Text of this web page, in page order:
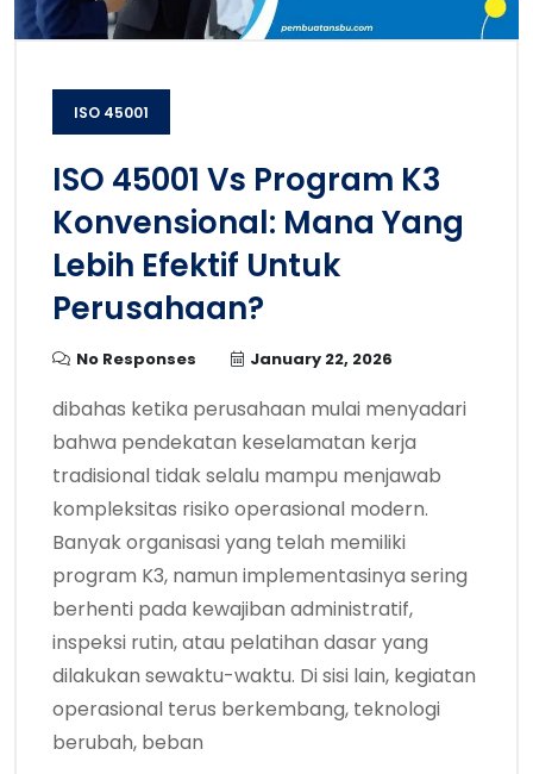
ISO 45001
ISO 45001 Vs Program K3
Konvensional: Mana Yang
Lebih Efektif Untuk
Perusahaan?
No Responses January 22, 2026
dibahas ketika perusahaan mulai menyadari
bahwa pendekatan keselamatan kerja
tradisional tidak selalu mampu menjawab
kompleksitas risiko operasional modern.
Banyak organisasi yang telah memiliki
program K3, namun implementasinya sering
berhenti pada kewajiban administratif,
inspeksi rutin, atau pelatihan dasar yang
dilakukan sewaktu-waktu. Di sisi lain, kegiatan
operasional terus berkembang, teknologi
berubah, beban